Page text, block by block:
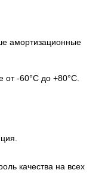
амортизационные
от -60°C до +80°C.
качества на всех